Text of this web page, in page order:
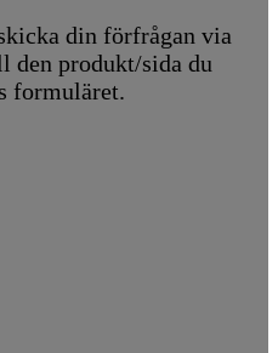
din förfrågan via
den produkt/sida du
formuläret.